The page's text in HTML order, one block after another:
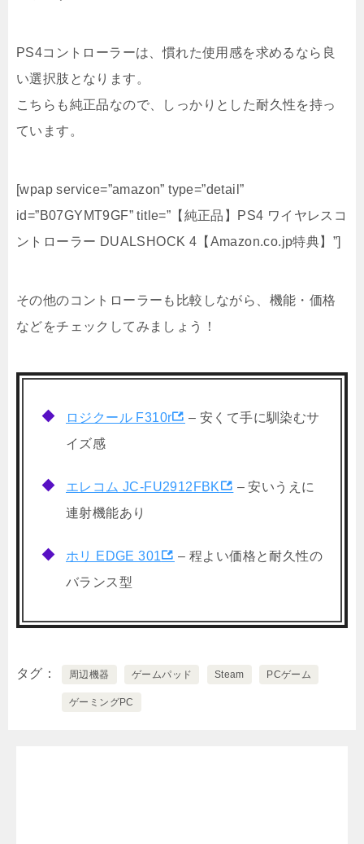
PS4コントローラーは、慣れた使用感を求めるなら良
い選択肢となります。
こちらも純正品なので、しっかりとした耐久性を持っ
ています。
[wpap service=”amazon” type=”detail”
id=”B07GYMT9GF” title=”【純正品】PS4 ワイヤレスコ
ントローラー DUALSHOCK 4【Amazon.co.jp特典】”]
その他のコントローラーも比較しながら、機能・価格
などをチェックしてみましょう！
ロジクール F310r
– 安くて手に馴染むサ
イズ感
エレコム JC-FU2912FBK
– 安いうえに
連射機能あり
ホリ EDGE 301
– 程よい価格と耐久性の
バランス型
タグ 周辺機器 ゲームパッド Steam PCゲーム
ゲーミングPC